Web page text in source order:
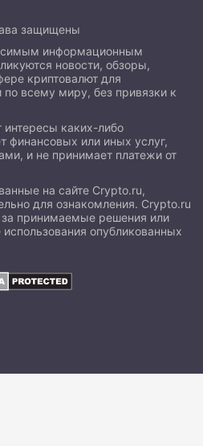
защищены
информационным
новости, обзоры,
криптовалют для
по всему миру, без привязки к
интересы каких-либо
финансовых или иных услуг,
и не принимает платежи от
на сайте Crypto.ru,
для ознакомления. Crypto.ru
за принимаемые решения или
опубликованных